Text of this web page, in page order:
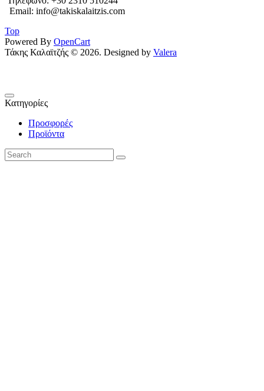
Email: info@takiskalaitzis.com
Top
Powered By OpenCart
Τάκης Καλαϊτζής © 2026. Designed by Valera
Κατηγορίες
Προσφορές
Προϊόντα